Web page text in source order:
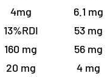
4mg
6.1 mg
13%RDI
53 mg
160 mg
56 mg
20 mg 4 mg